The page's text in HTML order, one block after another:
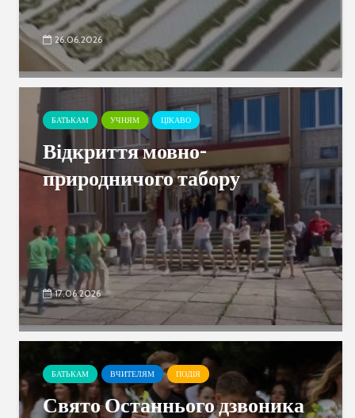
26.06.2026
БАТЬКАМ УЧНЯМ ЦІКАВО
Відкриття мовно-
природничого табору
17.06.2026
БАТЬКАМ ВЧИТЕЛЯМ ПОДІЯ
Свято Останнього дзвоника